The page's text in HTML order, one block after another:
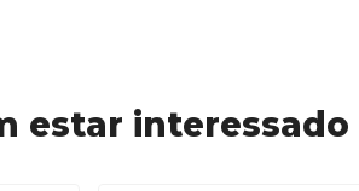
estar interessado